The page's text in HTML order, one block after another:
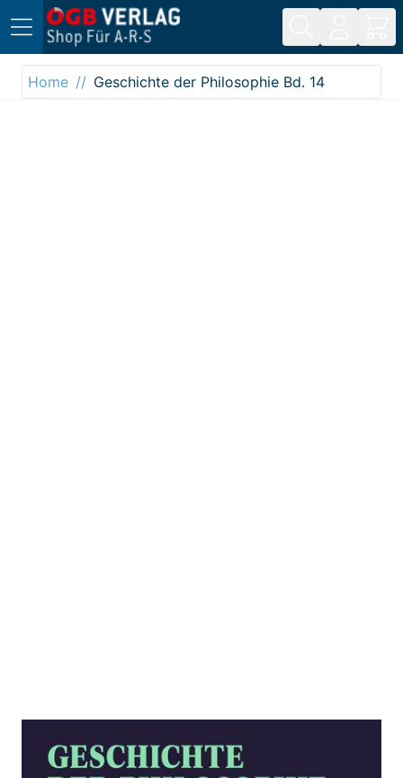
Direkt zum Inhalt
Home
Geschichte der Philosophie Bd. 14
Geschichte der Philosophie Bd. 14